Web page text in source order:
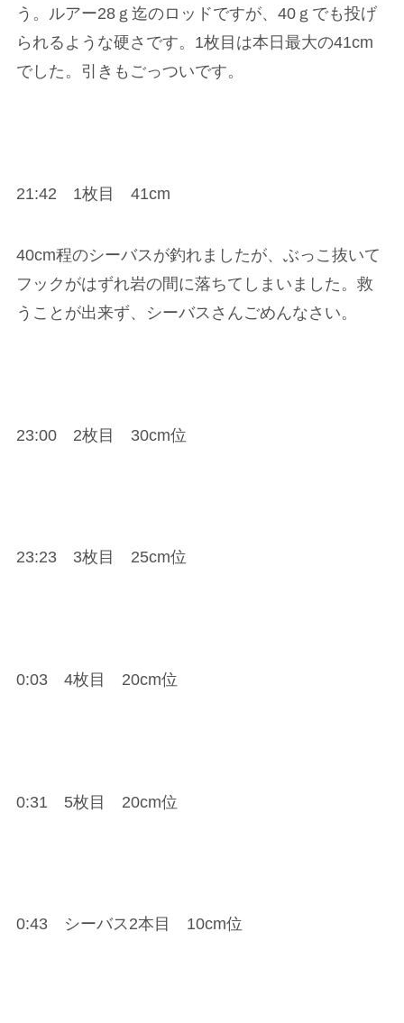
う。ルアー28ｇ迄のロッドですが、40ｇでも投げ
られるような硬さです。1枚目は本日最大の41cm
でした。引きもごっついです。
21:42 1枚目 41cm
40cm程のシーバスが釣れましたが、ぶっこ抜いて
フックがはずれ岩の間に落ちてしまいました。救
うことが出来ず、シーバスさんごめんなさい。
23:00 2枚目 30cm位
23:23 3枚目 25cm位
0:03 4枚目 20cm位
0:31 5枚目 20cm位
0:43 シーバス2本目 10cm位